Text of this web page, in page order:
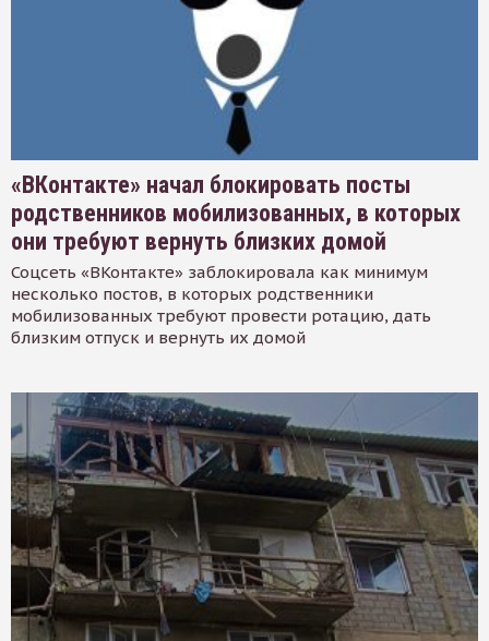
«ВКонтакте» начал блокировать посты
родственников мобилизованных, в которых
они требуют вернуть близких домой
Соцсеть «ВКонтакте» заблокировала как минимум
несколько постов, в которых родственники
мобилизованных требуют провести ротацию, дать
близким отпуск и вернуть их домой